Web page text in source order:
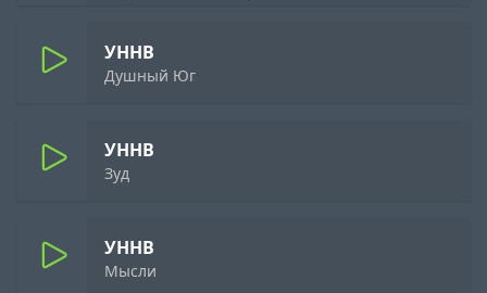
УННВ
Душный Юг
УННВ
Зуд
УННВ
Мысли